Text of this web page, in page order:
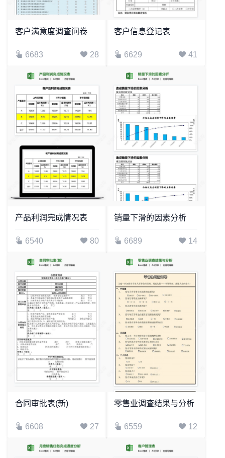
客户满意度调查问卷
6683 28
客户信息登记表
6629 41
产品利润完成情况表
6540 80
销量下滑的因素分析
6689 14
合同审批表(新)
6608 27
零售业调查结果与分析
6559 12